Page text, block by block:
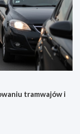
tramwajów i